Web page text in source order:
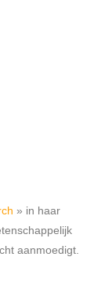
» in haar
aanmoedigt.